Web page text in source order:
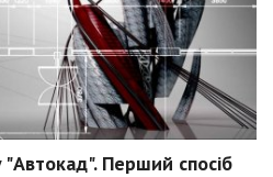
Перший спосіб